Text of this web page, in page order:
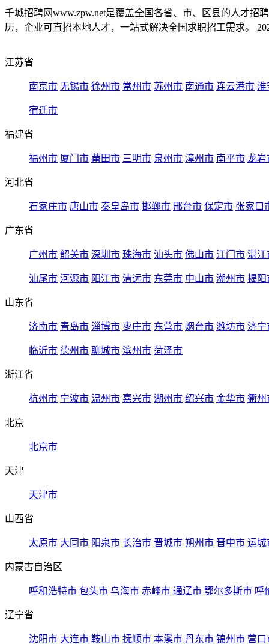
千城招聘网www.zpw.net是覆盖全国各省、市、区县的人才
历，企业可直招本地人才，一站式解决全国求职招工需求。
江苏省
南京市 无锡市 徐州市 常州市 苏州市 南通市 连云港市 淮
宿迁市
福建省
福州市 厦门市 莆田市 三明市 泉州市 漳州市 南平市 龙岩
河北省
石家庄市 唐山市 秦皇岛市 邯郸市 邢台市 保定市 张家口
广东省
广州市 韶关市 深圳市 珠海市 汕头市 佛山市 江门市 湛江
汕尾市 河源市 阳江市 清远市 东莞市 中山市 潮州市 揭阳
山东省
济南市 青岛市 淄博市 枣庄市 东营市 烟台市 潍坊市 济宁
临沂市 德州市 聊城市 滨州市 菏泽市
浙江省
杭州市 宁波市 温州市 嘉兴市 湖州市 绍兴市 金华市 衢州
北京
北京市
天津
天津市
山西省
太原市 大同市 阳泉市 长治市 晋城市 朔州市 晋中市 运城
内蒙古自治区
呼和浩特市 包头市 乌海市 赤峰市 通辽市 鄂尔多斯市 呼
辽宁省
沈阳市 大连市 鞍山市 抚顺市 本溪市 丹东市 锦州市 营口